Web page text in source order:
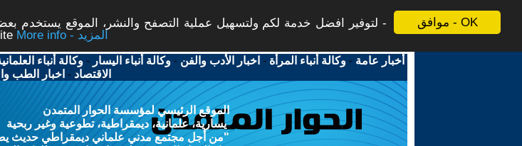
موافق - OK
لتوفير افضل خدمة لكم ولتسهيل عملية التصفح والنشر، الموقع يستخدم
More info - المزيد
أخبار عامة -وكالة أنباء المرأة - اخبار الأدب والفن -وكالة أنباء اليسار -وكالة أنباء
الاقتصاد - اخبار الطب
الموقع الرئيسي لمؤسسة الحوار المتمدن
يسارية، علمانية، ديمقراطية، تطوعية وغير ربحية
"من أجل مجتمع مدني علماني ديمقراطي حديث